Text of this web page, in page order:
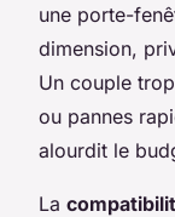
une porte-
dimension,
Un couple
ou pannes
alourdit le
La